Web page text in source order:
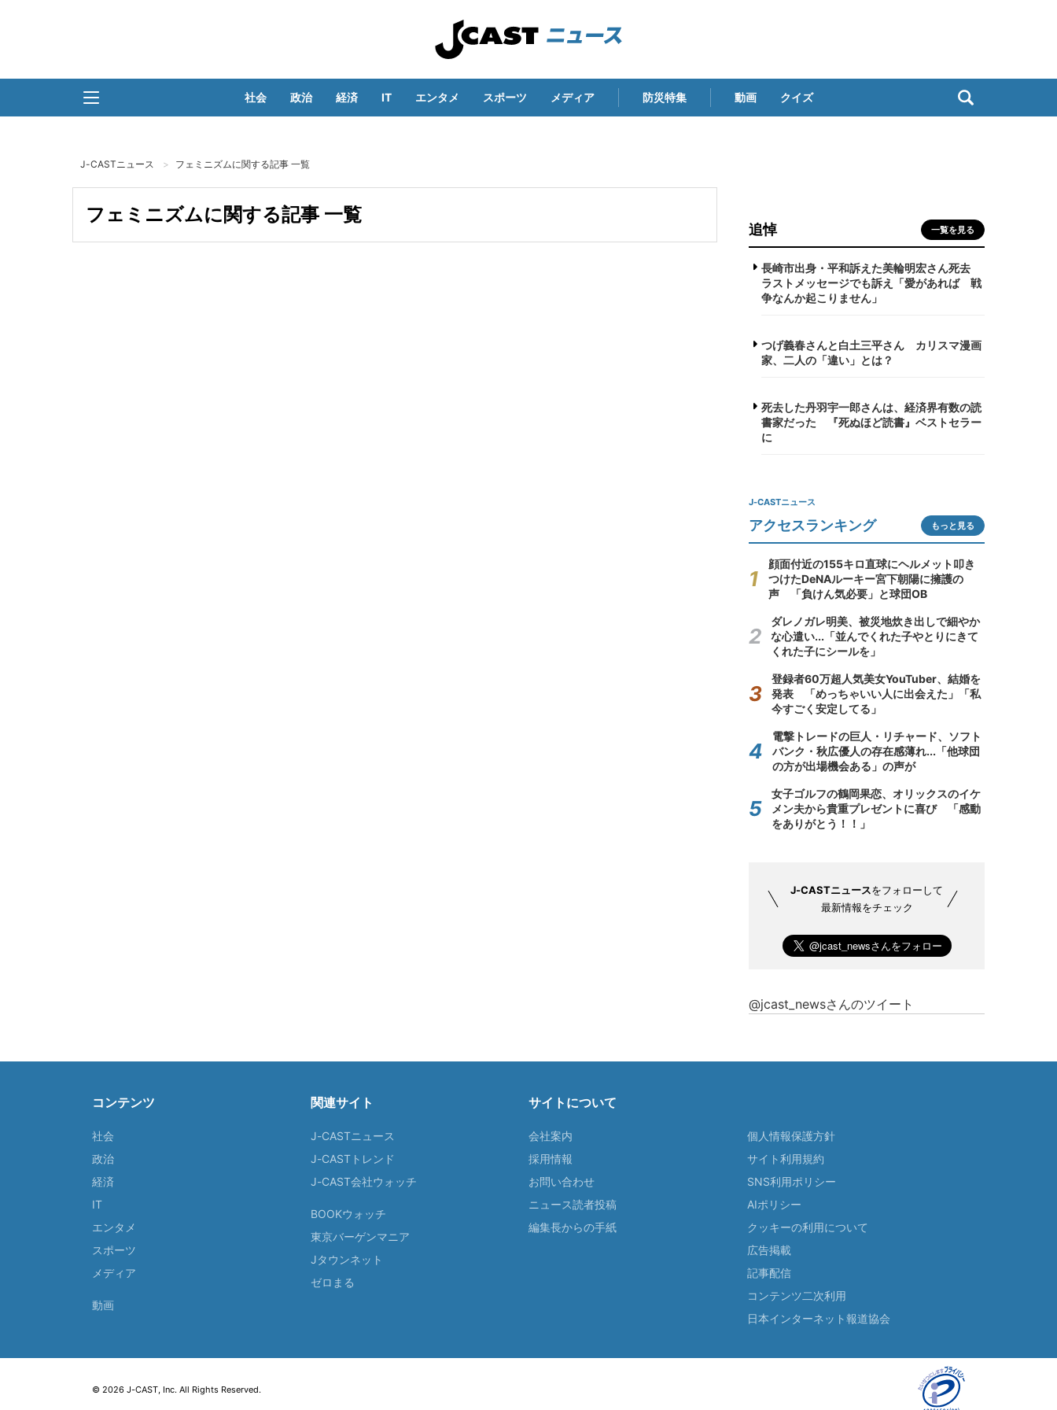
社会 政治 経済 IT エンタメ スポーツ メディア 防災特集 動画 クイズ
J-CASTニュース フェミニズムに関する記事 一覧
フェミニズムに関する記事 一覧
追悼 一覧を見る
長崎市出身・平和訴えた美輪明宏さん死去
ラストメッセージでも訴え「愛があれば 戦
争なんか起こりません」
つげ義春さんと白土三平さん カリスマ漫画
家、二人の「違い」とは？
死去した丹羽宇一郎さんは、経済界有数の読
書家だった 『死ぬほど読書』ベストセラー
に
J-CASTニュース
アクセスランキング もっと見る
顔面付近の155キロ直球にヘルメット叩き
つけたDeNAルーキー宮下朝陽に擁護の
声 「負けん気必要」と球団OB
ダレノガレ明美、被災地炊き出しで細やか
な心遣い...「並んでくれた子やとりにきて
くれた子にシールを」
登録者60万超人気美女YouTuber、結婚を
発表 「めっちゃいい人に出会えた」「私
今すごく安定してる」
電撃トレードの巨人・リチャード、ソフト
バンク・秋広優人の存在感薄れ...「他球団
の方が出場機会ある」の声が
女子ゴルフの鶴岡果恋、オリックスのイケ
メン夫から貴重プレゼントに喜び 「感動
をありがとう！！」
J-CASTニュースをフォローして
最新情報をチェック
@jcast_newsさんのツイート
コンテンツ
社会
政治
経済
IT
エンタメ
スポーツ
メディア
動画
関連サイト
J-CASTニュース
J-CASTトレンド
J-CAST会社ウォッチ
BOOKウォッチ
東京バーゲンマニア
Jタウンネット
ゼロまる
サイトについて
会社案内
採用情報
お問い合わせ
ニュース読者投稿
編集長からの手紙
個人情報保護方針
サイト利用規約
SNS利用ポリシー
AIポリシー
クッキーの利用について
広告掲載
記事配信
コンテンツ二次利用
日本インターネット報道協会
© 2026 J-CAST, Inc. All Rights Reserved.